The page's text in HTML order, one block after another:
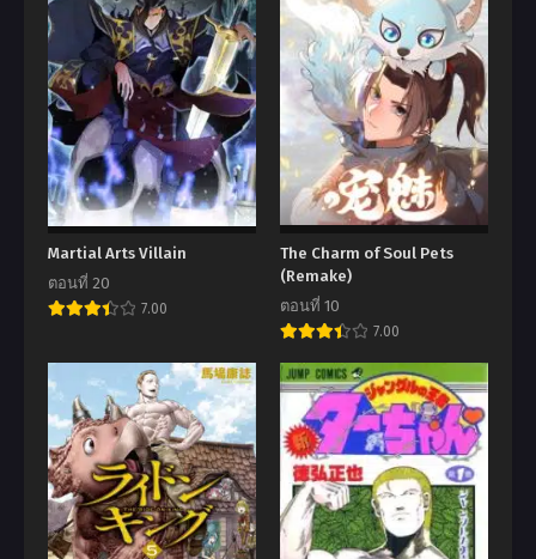
Martial Arts Villain
ตอนที่ 20
7.00
The Charm of Soul Pets
(Remake)
ตอนที่ 10
7.00